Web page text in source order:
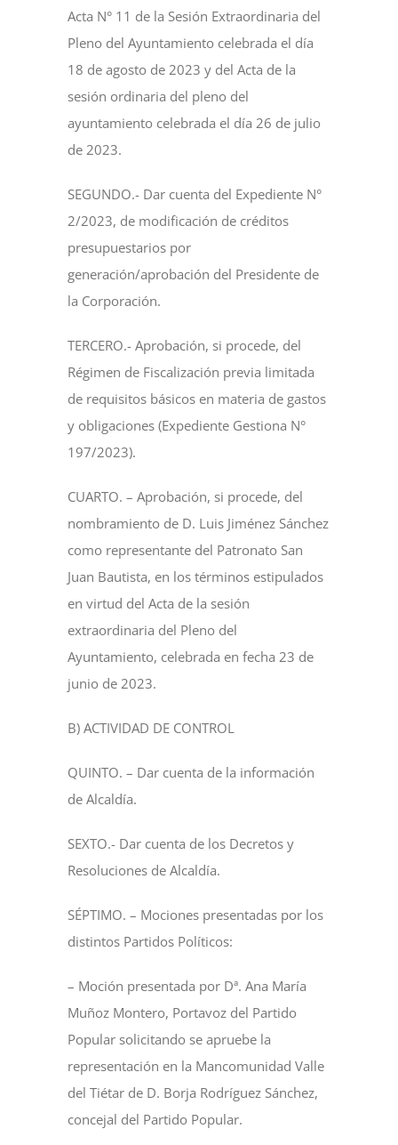
Acta N° 11 de la Sesión Extraordinaria del
Pleno del Ayuntamiento celebrada el día
18 de agosto de 2023 y del Acta de la
sesión ordinaria del pleno del
ayuntamiento celebrada el día 26 de julio
de 2023.
SEGUNDO.- Dar cuenta del Expediente N°
2/2023, de modificación de créditos
presupuestarios por
generación/aprobación del Presidente de
la Corporación.
TERCERO.- Aprobación, si procede, del
Régimen de Fiscalización previa limitada
de requisitos básicos en materia de gastos
y obligaciones (Expediente Gestiona N°
197/2023).
CUARTO. – Aprobación, si procede, del
nombramiento de D. Luis Jiménez Sánchez
como representante del Patronato San
Juan Bautista, en los términos estipulados
en virtud del Acta de la sesión
extraordinaria del Pleno del
Ayuntamiento, celebrada en fecha 23 de
junio de 2023.
B) ACTIVIDAD DE CONTROL
QUINTO. – Dar cuenta de la información
de Alcaldía.
SEXTO.- Dar cuenta de los Decretos y
Resoluciones de Alcaldía.
SÉPTIMO. – Mociones presentadas por los
distintos Partidos Políticos:
– Moción presentada por Dª. Ana María
Muñoz Montero, Portavoz del Partido
Popular solicitando se apruebe la
representación en la Mancomunidad Valle
del Tiétar de D. Borja Rodríguez Sánchez,
concejal del Partido Popular.